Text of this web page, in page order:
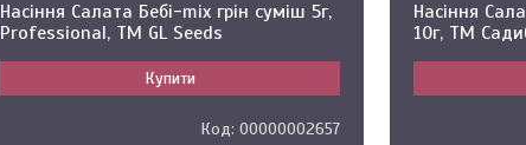
Насіння Салата Бебі-mix грін суміш 5г,
Professional, TM GL Seeds
Купити
00000002657
Насіння
10г, ТМ